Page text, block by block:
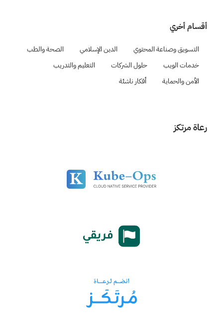
أقسام أخري
التسويق وصناعة المحتوي الدين الإسلامي
الصحة والطب
خدمات الويب
حلول الشركات
التعليم والتدريب
الأمن والحماية
أفكار ناشئة
رعاة مرتكز